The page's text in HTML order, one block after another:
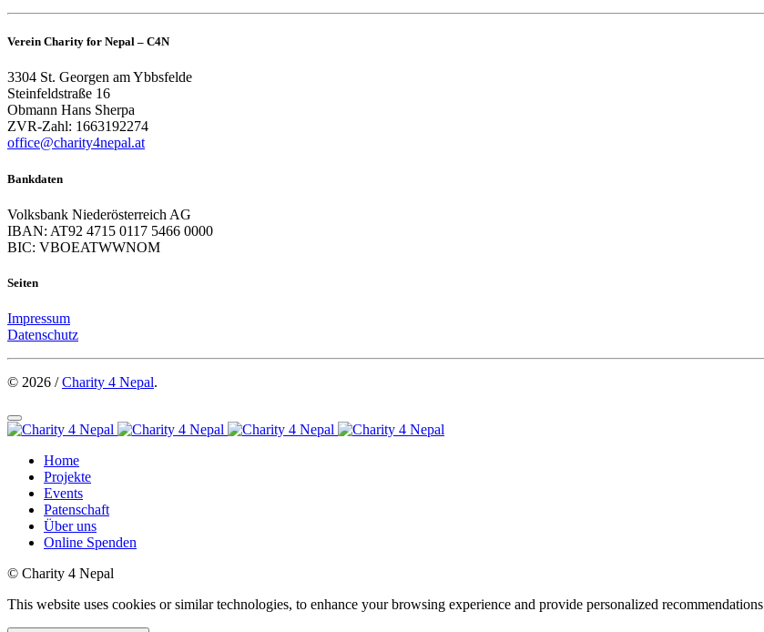
Verein Charity for Nepal – C4N
3304 St. Georgen am Ybbsfelde
Steinfeldstraße 16
Obmann Hans Sherpa
ZVR-Zahl: 1663192274
office@charity4nepal.at
Bankdaten
Volksbank Niederösterreich AG
IBAN: AT92 4715 0117 5466 0000
BIC: VBOEATWWNOM
Seiten
Impressum
Datenschutz
© 2026 /Charity 4 Nepal.
Home
Projekte
Events
Patenschaft
Über uns
Online Spenden
© Charity 4 Nepal
This website uses cookies or similar technologies, to enhance your browsing experience and provide personalized